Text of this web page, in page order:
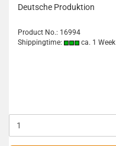
Deutsche Produktion
Product No.: 16994
Shippingtime:
ca. 1 Week